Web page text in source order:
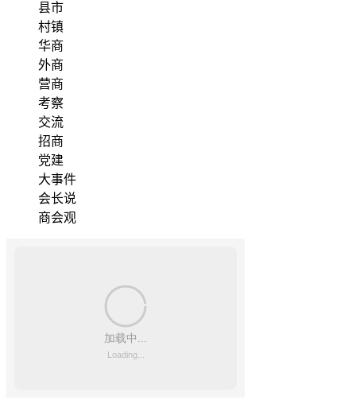
县市
村镇
华商
外商
营商
考察
交流
招商
党建
大事件
会长说
商会观